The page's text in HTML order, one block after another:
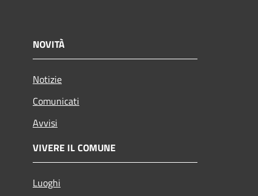
NOVITÀ
Notizie
Comunicati
Avvisi
VIVERE IL COMUNE
Luoghi